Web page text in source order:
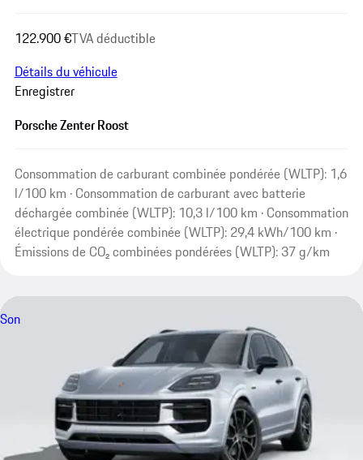
122.900 €TVA déductible
Détails du véhicule
Enregistrer
Porsche Zenter Roost
Consommation de carburant combinée pondérée (WLTP): 1,6
l/100 km · Consommation de carburant avec batterie
déchargée combinée (WLTP): 10,3 l/100 km · Consommation
électrique pondérée combinée (WLTP): 29,4 kWh/100 km ·
Émissions de CO₂ combinées pondérées (WLTP): 37 g/km
Son